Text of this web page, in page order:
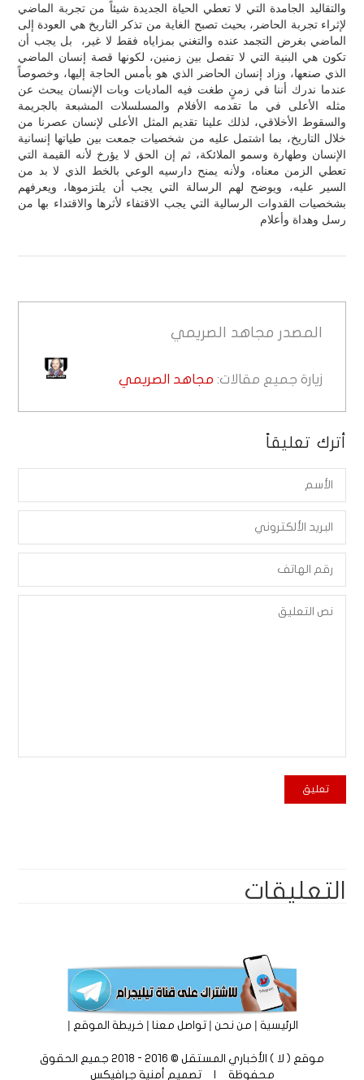
والتقاليد الجامدة التي لا تعطي الحياة الجديدة شيئاً من تجربة الماضي
لإثراء تجربة الحاضر، بحيث تصبح الغاية من تذكر التاريخ هي العودة إلى
الماضي بغرض التجمد عنده والتغني بمزاياه فقط لا غير، بل يجب أن
تكون هي البنية التي لا تفصل بين زمنين، لكونها قصة إنسان الماضي
الذي صنعها، وزاد إنسان الحاضر الذي هو بأمس الحاجة إليها، وخصوصاً
عندما ندرك أننا في زمنٍ طغت فيه الماديات وبات الإنسان يبحث عن
مثله الأعلى في ما تقدمه الأفلام والمسلسلات المشبعة بالجريمة
والسقوط الأخلاقي، لذلك علينا تقديم المثل الأعلى لإنسان عصرنا من
خلال التاريخ، بما اشتمل عليه من شخصيات جمعت بين طياتها إنسانية
الإنسان وطهارة وسمو الملائكة، ثم إن الحق لا يؤرخ لأنه القيمة التي
تعطي الزمن معناه، ولأنه يمنح دارسيه الوعي بالخط الذي لا بد من
السير عليه، ويوضح لهم الرسالة التي يجب أن يلتزموها، ويعرفهم
بشخصيات القدوات الرسالية التي يجب الاقتفاء لأثرها والاقتداء بها من
رسل وهداة وأعلام
المصدر مجاهد الصريمي
زيارة جميع مقالات: مجاهد الصريمي
أترك تعليقاً
التعليقات
الرئيسية|من نحن|تواصل معنا|خريطة الموقع |
موقع ( لا ) الأخباري المستقل © 2016 - 2018 جميع الحقوق
محفوظة | تصميم أمنية جرافيكس